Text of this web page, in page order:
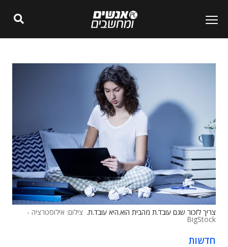
צריך לזכור שגם עובד.ת מהבית הוא.היא עובד.ת. צילום: אילוסטרציה -
BigStock
חדשות